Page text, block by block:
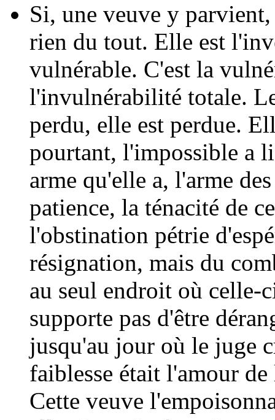
Si, une veuve y
rien du tout. Elle est
vulnérable. C'est la
l'invulnérabilité totale.
perdu, elle est perdue.
pourtant, l'impossible a
arme qu'elle a, l'arme
patience, la ténacité de
l'obstination pétrie
résignation, mais du
au seul endroit où celle-
supporte pas d'être
jusqu'au jour où le juge
faiblesse était l'amour
Cette veuve